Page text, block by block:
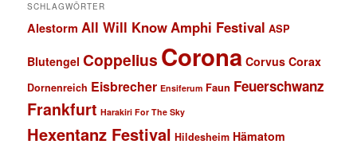
SCHLAGWÖRTER
Alestorm All Will KnowAmphi Festival ASP
Blutengel Coppelius Corona Corvus Corax
Dornenreich Eisbrecher Ensiferum Faun Feuerschwanz
Frankfurt Harakiri For The Sky
Hexentanz Festival Hildesheim Hämatom